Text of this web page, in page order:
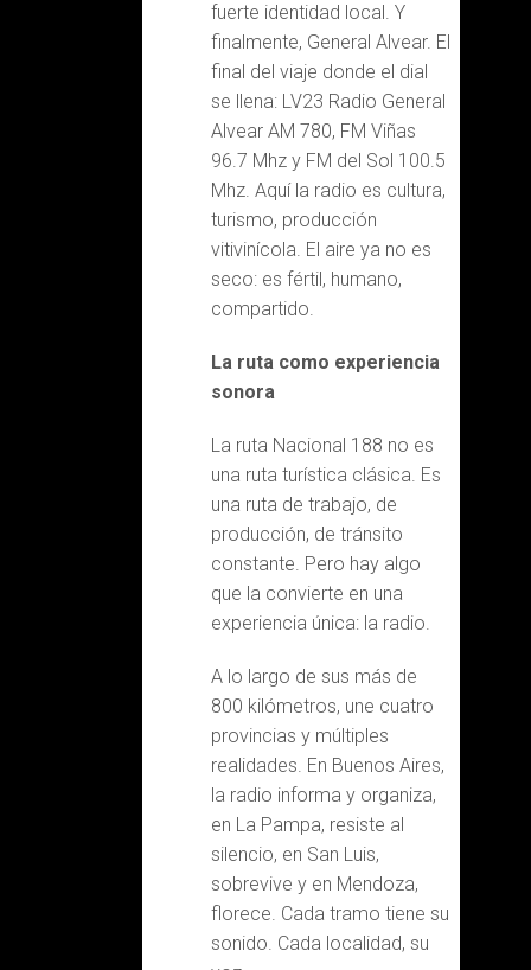
fuerte identidad local. Y
finalmente, General Alvear. El
final del viaje donde el dial
se llena: LV23 Radio General
Alvear AM 780, FM Viñas
96.7 Mhz y FM del Sol 100.5
Mhz. Aquí la radio es cultura,
turismo, producción
vitivinícola. El aire ya no es
seco: es fértil, humano,
compartido.
La ruta como experiencia
sonora
La ruta Nacional 188 no es
una ruta turística clásica. Es
una ruta de trabajo, de
producción, de tránsito
constante. Pero hay algo
que la convierte en una
experiencia única: la radio.
A lo largo de sus más de
800 kilómetros, une cuatro
provincias y múltiples
realidades. En Buenos Aires,
la radio informa y organiza,
en La Pampa, resiste al
silencio, en San Luis,
sobrevive y en Mendoza,
florece. Cada tramo tiene su
sonido. Cada localidad, su